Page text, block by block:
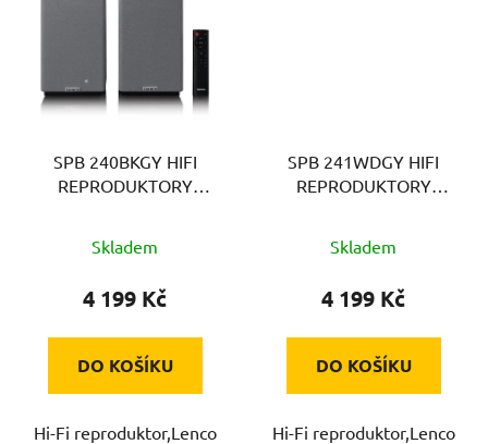
SPB 240BKGY HIFI
REPRODUKTORY
Skladem
4 199 Kč
DO KOŠÍKU
Hi-Fi reproduktor,Lenco
SPB 241WDGY HIFI
REPRODUKTORY
Skladem
4 199 Kč
DO KOŠÍKU
Hi-Fi reproduktor,Lenco